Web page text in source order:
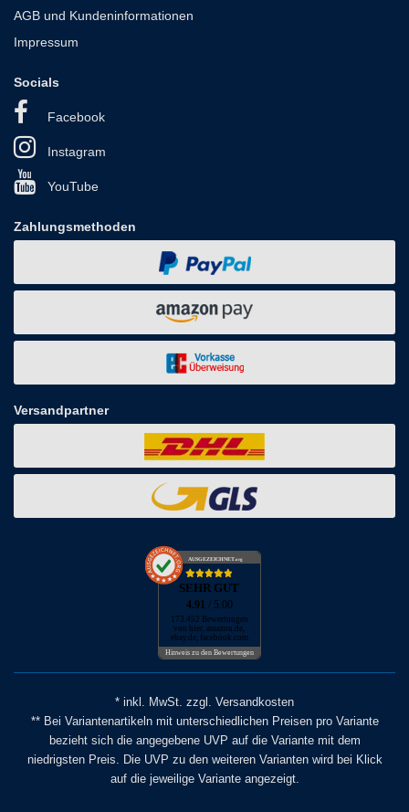
AGB und Kundeninformationen
Impressum
Socials
Facebook
Instagram
YouTube
Zahlungsmethoden
Versandpartner
AUSGEZEICHNET.org
SEHR GUT
4.91 / 5.00
173.452 Bewertungen
von hier, amazon.de,
ebay.de, facebook.com
Hinweis zu den Bewertungen
* inkl. MwSt. zzgl. Versandkosten
** Bei Variantenartikeln mit unterschiedlichen Preisen pro Variante
bezieht sich die angegebene UVP auf die Variante mit dem
niedrigsten Preis. Die UVP zu den weiteren Varianten wird bei Klick
auf die jeweilige Variante angezeigt.